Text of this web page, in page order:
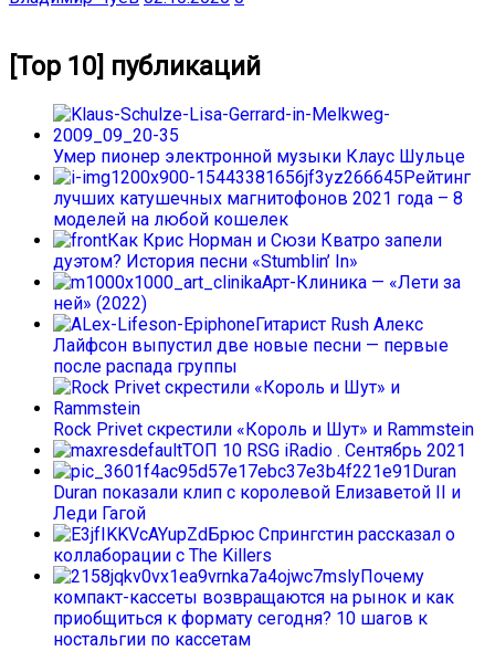
[Top 10] публикаций
Умер пионер электронной музыки Клаус Шульце
Рейтинг
лучших катушечных магнитофонов 2021 года – 8
моделей на любой кошелек
Как Крис Норман и Сюзи Кватро запели
дуэтом? История песни «Stumblin’ In»
Арт-Клиника — «Лети за
ней» (2022)
Гитарист Rush Алекс
Лайфсон выпустил две новые песни — первые
после распада группы
Rock Privet скрестили «Король и Шут» и Rammstein
ТОП 10 RSG iRadio . Сентябрь 2021
Duran
Duran показали клип с королевой Елизаветой II и
Леди Гагой
Брюс Спрингстин рассказал о
коллаборации с The Killers
Почему
компакт-кассеты возвращаются на рынок и как
приобщиться к формату сегодня? 10 шагов к
ностальгии по кассетам